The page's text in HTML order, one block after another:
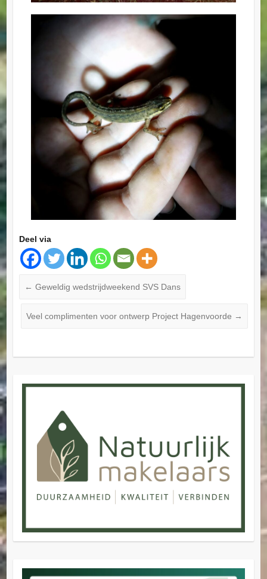
Deel via
← Geweldig wedstrijdweekend SVS Dans
Veel complimenten voor ontwerp Project Hagenvoorde →